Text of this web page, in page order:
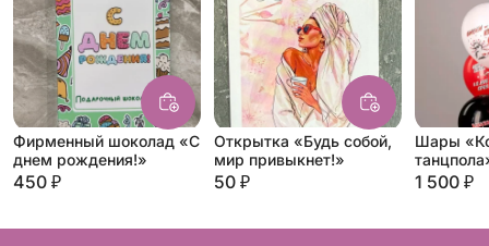
Фирменный шоколад «С
днем рождения!»
450 ₽
Открытка «Будь собой,
мир привыкнет!»
50 ₽
Шары
1 500 ₽